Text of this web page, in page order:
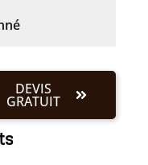
DEVIS
GRATUIT